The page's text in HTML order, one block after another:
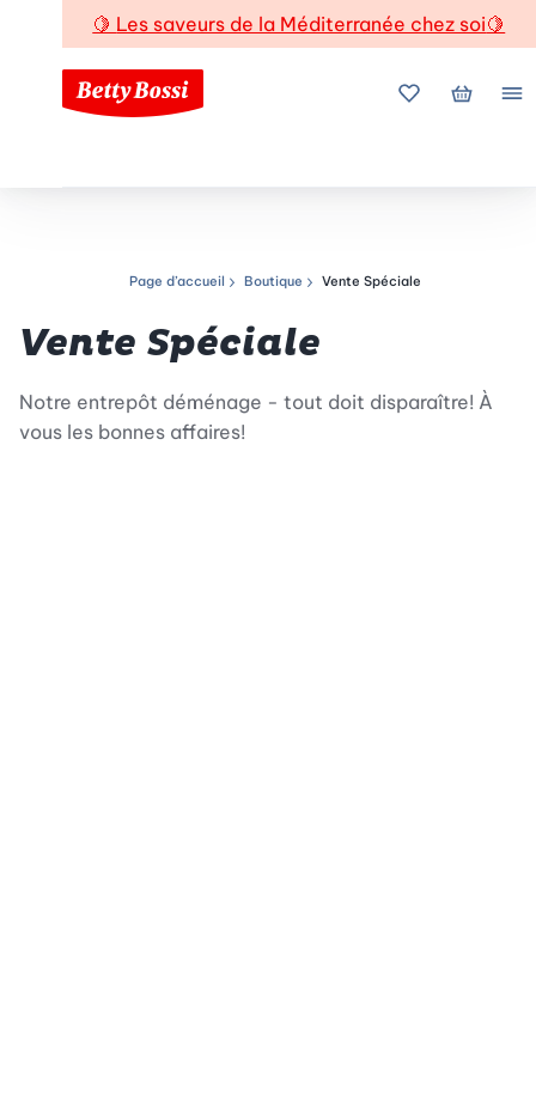
🍋 Les saveurs de la Méditerranée chez soi🍋
Mes favoris
Mon
Chemin de navigation
Page d’accueil Boutique Vente Spéciale
Vente Spéciale
Notre entrepôt déménage - tout doit disparaître! À
vous les bonnes affaires!